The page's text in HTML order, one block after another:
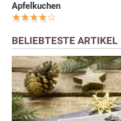
Apfelkuchen
BELIEBTESTE ARTIKEL